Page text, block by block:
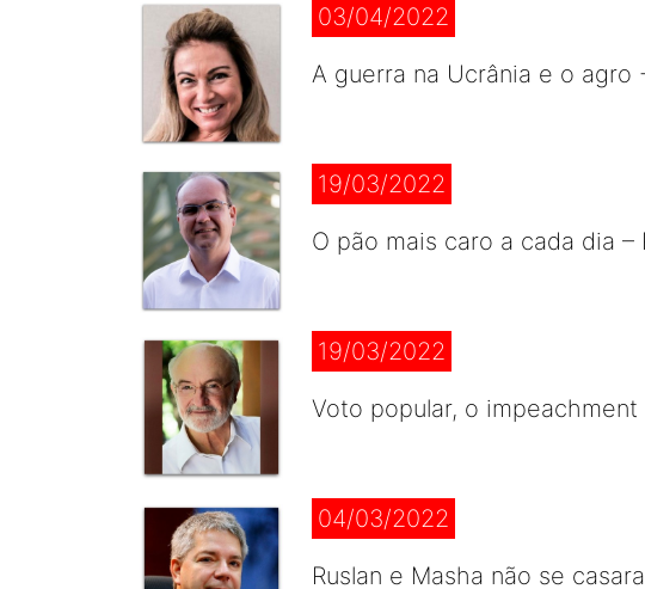
03/04/2022
A guerra na Ucrânia e o agro
19/03/2022
O pão mais caro a cada dia –
19/03/2022
Voto popular, o
04/03/2022
Ruslan e Masha não se